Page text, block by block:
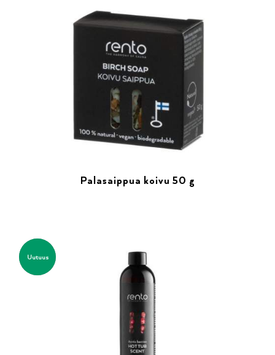
Palasaippua koivu 50 g
Uutuus